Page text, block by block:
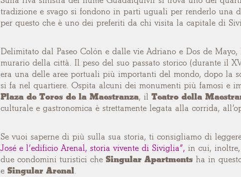
tradizione e svago si fondono in parti uguali per renderlo una
per questo che è uno dei preferiti da chi visita la capitale di
Delimitato dal Paseo Colón e dalle vie Adriano e Dos de
murario della città. Il peso del suo passato storico (durante il
era una delle aree portuali più importanti del mondo, dopo la
si fa nel quartiere. Ospita alcuni dei monumenti più famosi e
Plaza de Toros de la Maestranza, il Teatro della
culturale e gastronomica è strettamente legata alla corrida,
Se vuoi saperne di più sulla sua storia, ti consigliamo di
José e l’edificio Arenal, storia vivente di Siviglia”, in cui,
due condomini turistici che Singular Apartments ha in
e Singular Arenal.